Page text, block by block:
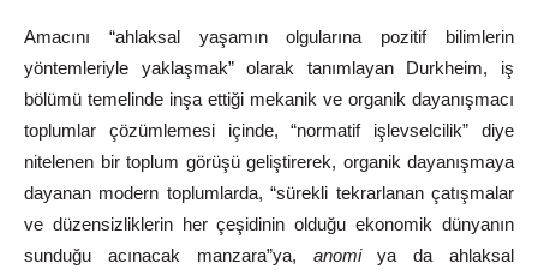
Amacını “ahlaksal yaşamın olgularına pozitif bilimlerin
yöntemleriyle yaklaşmak” olarak tanımlayan Durkheim, iş
bölümü temelinde inşa ettiği mekanik ve organik dayanışmacı
toplumlar çözümlemesi içinde, “normatif işlevselcilik” diye
nitelenen bir toplum görüşü geliştirerek, organik dayanışmaya
dayanan modern toplumlarda, “sürekli tekrarlanan çatışmalar
ve düzensizliklerin her çeşidinin olduğu ekonomik dünyanın
sunduğu acınacak manzara”ya, anomiya da ahlaksal